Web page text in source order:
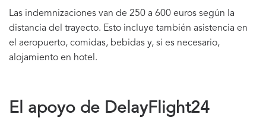
Las indemnizaciones van de 250 a 600 euros según la
distancia del trayecto. Esto incluye también asistencia en
el aeropuerto, comidas, bebidas y, si es necesario,
alojamiento en hotel.
El apoyo de DelayFlight24